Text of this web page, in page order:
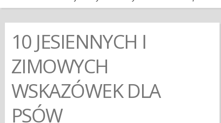
10 JESIENNYCH I
ZIMOWYCH
WSKAZÓWEK DLA
PSÓW